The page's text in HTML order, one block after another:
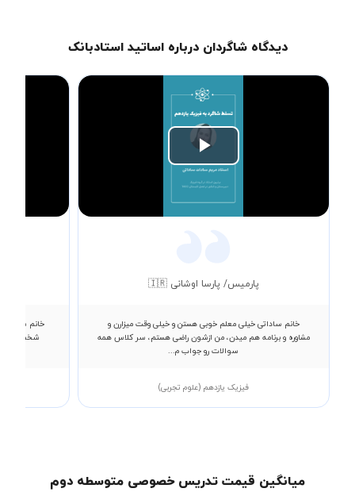
دیدگاه شاگردان درباره اساتید استادبانک
Play
Video
پارمیس/ پارسا اوشانی 🇮🇷
خانم ساداتی خیلی معلم خوبی هستن و خیلی وقت میزارن و
مشاوره و برنامه هم میدن، من ازشون راضی هستم، سر کلاس همه
سوالات رو جواب م...
فیزیک یازدهم (علوم تجربی)
خانم ساداتی
شخصیت و
میانگین قیمت تدریس خصوصی متوسطه دوم